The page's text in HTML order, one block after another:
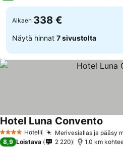
Alkaen 338 €
Näytä hinnat 7 sivustolta
4 Tähtiluokitus
Hotelli Merivesiallas ja pääsy
Hotel Luna Convento
8,9 Loistava 2 220 1.0 km